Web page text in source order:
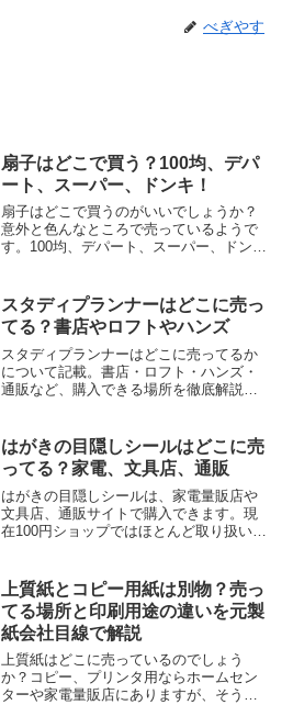
べぎやす
扇子はどこで買う？100均、デパ
ート、スーパー、ドンキ！
扇子はどこで買うのがいいでしょうか？
意外と色んなところで売っているようで
す。100均、デパート、スーパー、ドンキ
りお高い高級品まで。扇子をどこで買う
のか迷ったら通販もありです。
スタディプランナーはどこに売っ
てる？書店やロフトやハンズ
スタディプランナーはどこに売ってるか
について記載。書店・ロフト・ハンズ・
通販など、購入できる場所を徹底解説。
しく紹介します。スタディプランナーが
どこに売ってるか確認して下さい！
はがきの目隠しシールはどこに売
ってる？家電、文具店、通販
はがきの目隠しシールは、家電量販店や
文具店、通販サイトで購入できます。現
在100円ショップではほとんど取り扱いが
トの利用がおすすめです。用途や好みに
合わせてうまく使いましょう！
上質紙とコピー用紙は別物？売っ
てる場所と印刷用途の違いを元製
紙会社目線で解説
上質紙はどこに売っているのでしょう
か？コピー、プリンタ用ならホームセン
ターや家電量販店にありますが、そうで